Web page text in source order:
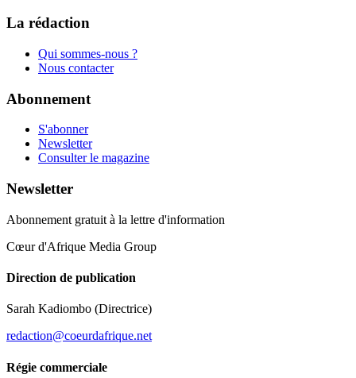
La rédaction
Qui sommes-nous ?
Nous contacter
Abonnement
S'abonner
Newsletter
Consulter le magazine
Newsletter
Abonnement gratuit à la lettre d'information
Cœur d'Afrique Media Group
Direction de publication
Sarah Kadiombo (Directrice)
redaction@coeurdafrique.net
Régie commerciale